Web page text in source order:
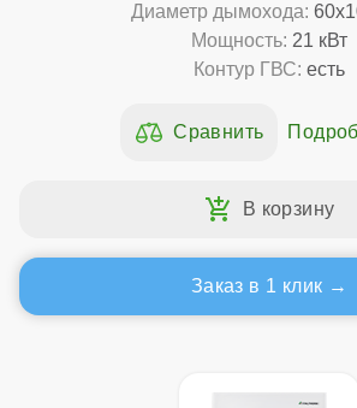
Диаметр дымохода:
Мощность: 21 кВт
Контур ГВС: есть
Заказ в 1 клик